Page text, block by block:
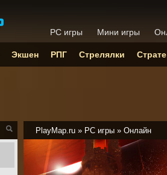
PlayMap.ru » PC игры » Онлайн
PC игры Мини игры
Экшен РПГ Стрелялки